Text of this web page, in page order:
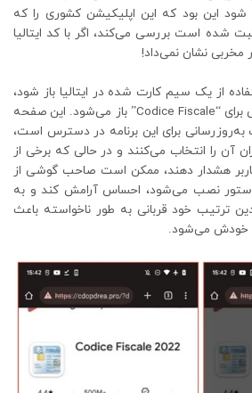
شود این بود که این اپلیکیشن کشوری را که
شده است بررسی می‌کند، اگر با کد ایتالیا
مخربی نشان نمی‌داد!
از یک سیم کارت شده در ایتالیا باز شود،
یک صفحه گوگلی پلی جعلی برای “Codice Fiscale” باز می‌شود. این صفحه
برای این برنامه در دسترس است،
آن را انتخاب می‌کنند و در حالی که برخی از
هشدار دهند، ممکن است صاحب گوشی از
استور نصب می‌شود، احساس آرامش کند و به
ترتیب خود قربانی به طور ناخواسته باعث
خودش می‌شود.